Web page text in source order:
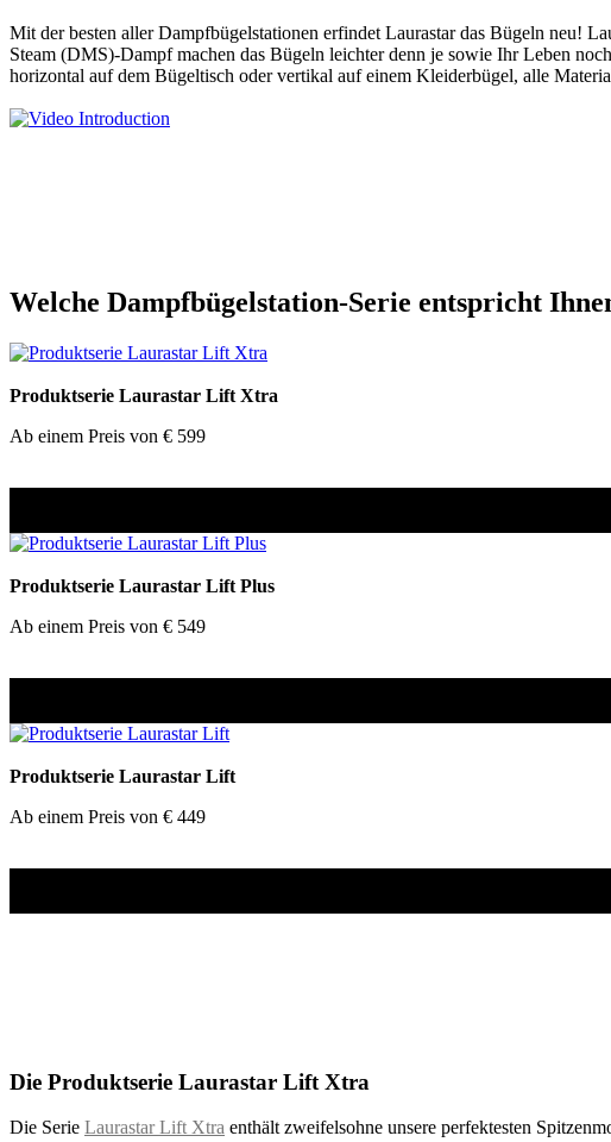
Mit der besten aller Dampfbügelstationen erfindet Laurastar das Bügeln neu!
Steam (DMS)-Dampf machen das Bügeln leichter denn je sowie Ihr Leben
horizontal auf dem Bügeltisch oder vertikal auf einem Kleiderbügel, alle
Welche Dampfbügelstation-Serie entspricht
Produktserie Laurastar Lift Xtra
Ab einem Preis von € 599
Produktserie Laurastar Lift Plus
Ab einem Preis von € 549
Produktserie Laurastar Lift
Ab einem Preis von € 449
Die Produktserie Laurastar Lift Xtra
Die Serie Laurastar Lift Xtra enthält zweifelsohne unsere perfektesten